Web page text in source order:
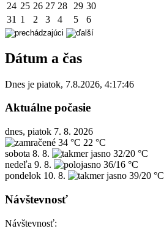
24 25 26 27 28 29 30
31 1 2 3 4 5 6
Dátum a čas
Dnes je piatok, 7.8.2026, 4:17:46
Aktuálne počasie
dnes, piatok 7. 8. 2026
34 °C 22 °C
sobota 8. 8.
32/20 °C
nedeľa 9. 8.
36/16 °C
pondelok 10. 8. 39/20 °C
Návštevnosť
Návštevnosť: